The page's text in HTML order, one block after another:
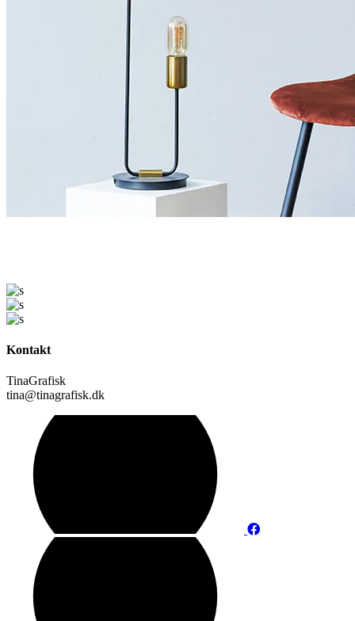
Kontakt
TinaGrafisk
tina@tinagrafisk.dk